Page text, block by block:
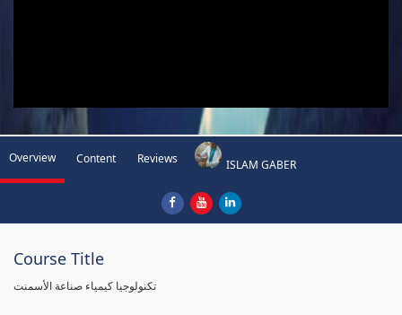
Overview Content Reviews ISLAM GABER
Course Title
تكنولوجيا كيمياء صناعة الأسمنت